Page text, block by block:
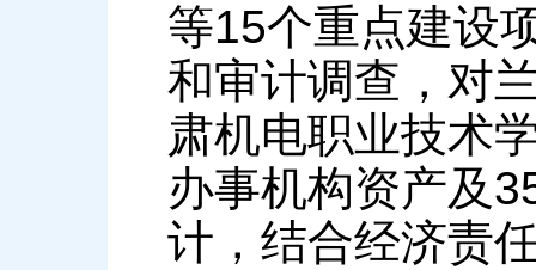
等15个重点建设
和审计调查，对
肃机电职业技术
办事机构资产及
计，结合经济责